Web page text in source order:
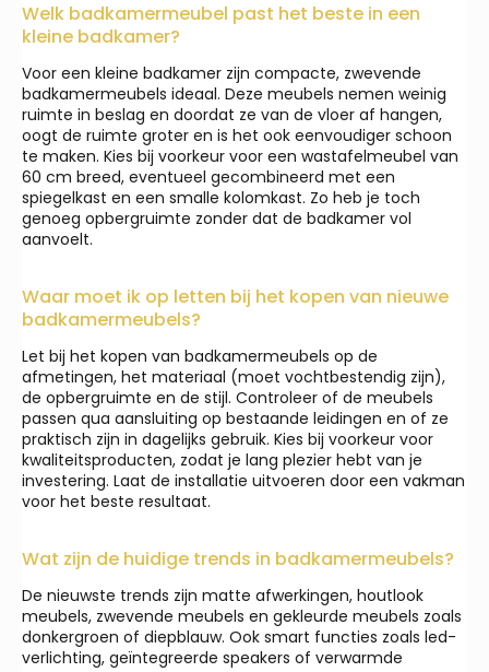
Welk badkamermeubel past het beste in een
kleine badkamer?
Voor een kleine badkamer zijn compacte, zwevende
badkamermeubels ideaal. Deze meubels nemen weinig
ruimte in beslag en doordat ze van de vloer af hangen,
oogt de ruimte groter en is het ook eenvoudiger schoon
te maken. Kies bij voorkeur voor een wastafelmeubel van
60 cm breed, eventueel gecombineerd met een
spiegelkast en een smalle kolomkast. Zo heb je toch
genoeg opbergruimte zonder dat de badkamer vol
aanvoelt.
Waar moet ik op letten bij het kopen van nieuwe
badkamermeubels?
Let bij het kopen van badkamermeubels op de
afmetingen, het materiaal (moet vochtbestendig zijn),
de opbergruimte en de stijl. Controleer of de meubels
passen qua aansluiting op bestaande leidingen en of ze
praktisch zijn in dagelijks gebruik. Kies bij voorkeur voor
kwaliteitsproducten, zodat je lang plezier hebt van je
investering. Laat de installatie uitvoeren door een vakman
voor het beste resultaat.
Wat zijn de huidige trends in badkamermeubels?
De nieuwste trends zijn matte afwerkingen, houtlook
meubels, zwevende meubels en gekleurde meubels zoals
donkergroen of diepblauw. Ook smart functies zoals led-
verlichting, geïntegreerde speakers of verwarmde